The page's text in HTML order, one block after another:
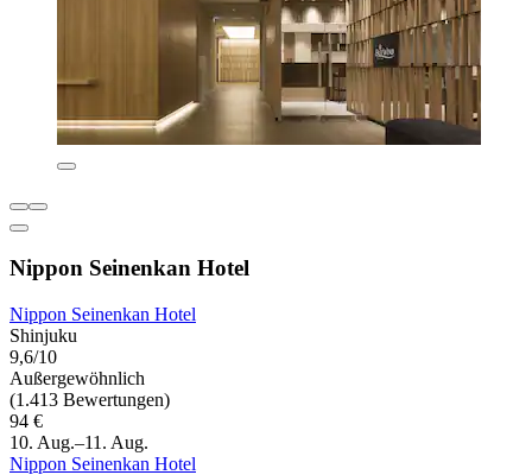
Nippon Seinenkan Hotel
Nippon Seinenkan Hotel
Shinjuku
9,6/10
Außergewöhnlich
(1.413 Bewertungen)
94 €
10. Aug.–11. Aug.
Nippon Seinenkan Hotel